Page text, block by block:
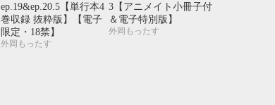
ep.19&ep.20.5【単行本4
巻収録 抜粋版】【電子
限定・18禁】
外岡もったす
3【アニメイト小冊子付
＆電子特別版】
外岡もったす